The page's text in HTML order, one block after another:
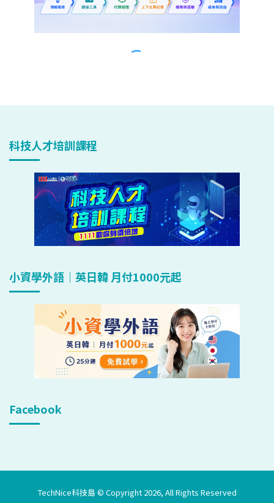
科技人才培訓課程
小資學外語｜英日韓 月付1000元起
Facebook
TechNice科技島 © Copyright 2026, All Rights Reserved